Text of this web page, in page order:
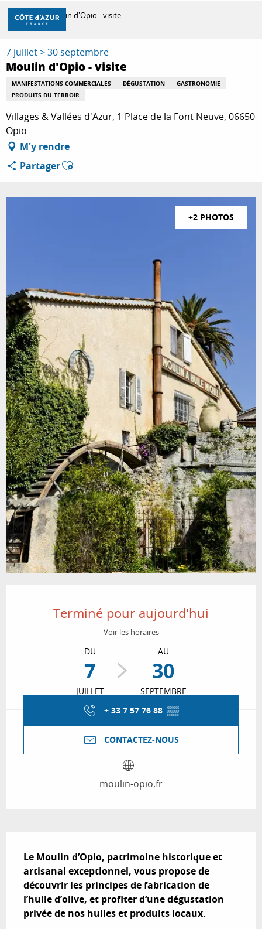
Aller
contenu
principal
DÉCOUVRIR
À FAIRE
SÉJOURNER
Accueil Moulin d'Opio - visite
7 juillet > 30 septembre
Moulin d'Opio - visite
MANIFESTATIONS COMMERCIALES DÉGUSTATION
GASTRONOMIE
PRODUITS DU TERROIR
Villages & Vallées d'Azur, 1 Place de la Font Neuve, 06650
Opio
M'y rendre
PartagerAjouter aux favoris
+2 PHOTOS
Terminé pour aujourd'hui
Voir les horaires
DU
7
JUILLET
AU
30
SEPTEMBRE
+ 33 7 57 76 88 ▒▒
CONTACTEZ-NOUS
moulin-opio.fr
Le Moulin d’Opio, patrimoine historique et
artisanal exceptionnel, vous propose de
découvrir les principes de fabrication de
l’huile d’olive, et profiter d‘une dégustation
privée de nos huiles et produits locaux.